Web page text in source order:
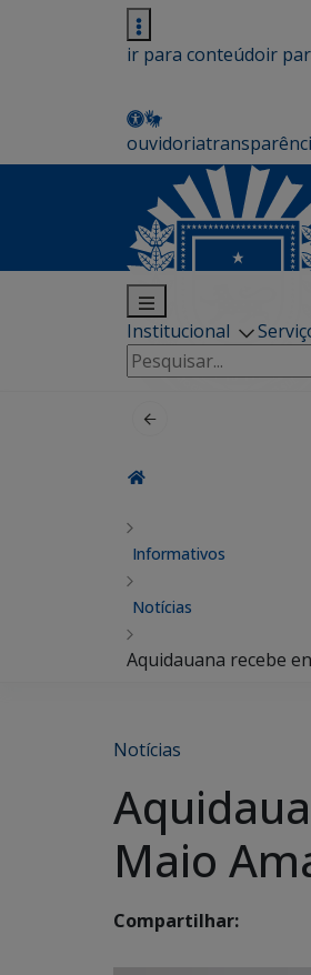
ir para conteúdoir
ouvidoria
Institucional
Pesquisar
por:
Informativos
Notícias
Aquidauana recebe
Notícias
Maio
Compartilhar: